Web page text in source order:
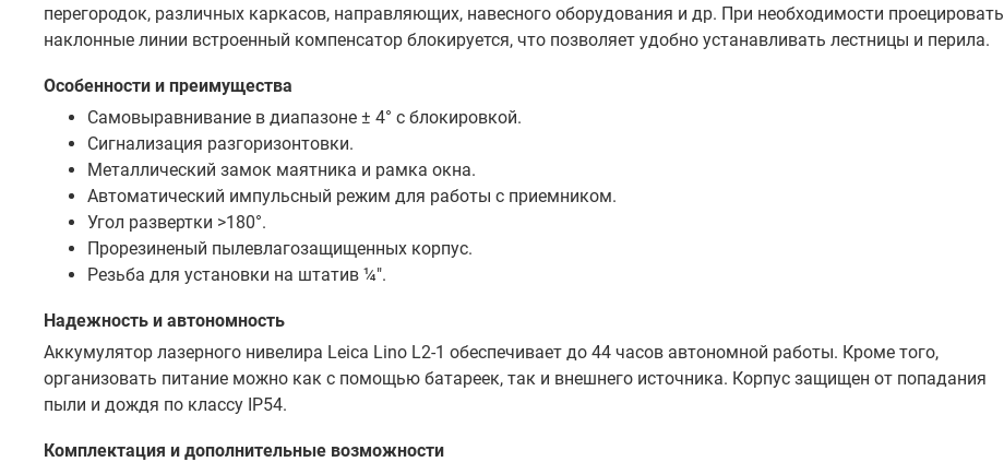
перегородок, различных каркасов, направляющих, навесного оборудования и др. При необходимости проецировать
наклонные линии встроенный компенсатор блокируется, что позволяет удобно устанавливать лестницы и перила.
Особенности и преимущества
Самовыравнивание в диапазоне ± 4° с блокировкой.
Сигнализация разгоризонтовки.
Металлический замок маятника и рамка окна.
Автоматический импульсный режим для работы с приемником.
Угол развертки >180°.
Прорезиненый пылевлагозащищенных корпус.
Резьба для установки на штатив ¼″.
Надежность и автономность
Аккумулятор лазерного нивелира Leica Lino L2-1 обеспечивает до 44 часов автономной работы. Кроме того,
организовать питание можно как с помощью батареек, так и внешнего источника. Корпус защищен от попадания
пыли и дождя по классу IP54.
Комплектация и дополнительные возможности